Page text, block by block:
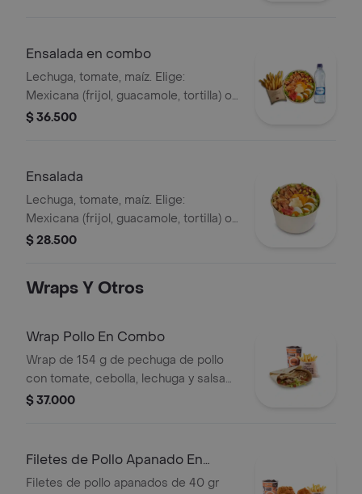
alimentos de origen animal) + agua
Ensalada en combo
Lechuga, tomate, maíz. Elige:
Mexicana (frijol, guacamole, tortilla) o
Campestre (quesos, huevo, pepinillos)
alimentos de origen animal) + papas
$ 36.500
Ensalada
Lechuga, tomate, maíz. Elige:
Mexicana (frijol, guacamole, tortilla) o
Campestre (quesos, huevo, pepinillos)
alimentos de origen animal)
$ 28.500
Wraps Y Otros
Wrap Pollo En Combo
Wrap de 154 g de pechuga de pollo
con tomate, cebolla, lechuga y salsa
blanca + papas medianas (corral o en
$ 37.000
Filetes de Pollo Apanado En
Combo
Filetes de pollo apanados de 40 gr